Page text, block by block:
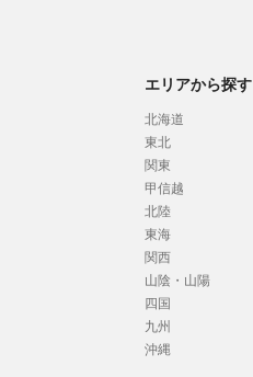
エリアから探す
北海道
東北
関東
甲信越
北陸
東海
関西
山陰・山陽
四国
九州
沖縄